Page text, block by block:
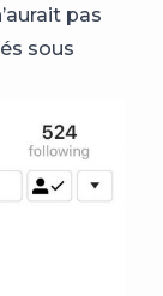
pas
sous